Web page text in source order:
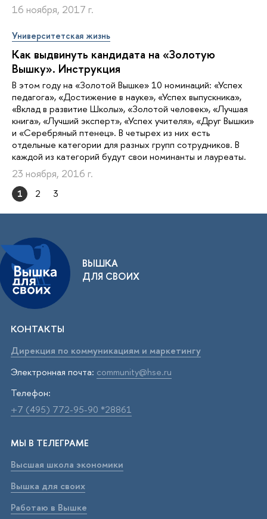
16 ноября, 2017 г.
Университетская жизнь
Как выдвинуть кандидата на «Золотую
Вышку». Инструкция
В этом году на «Золотой Вышке» 10 номинаций: «Успех
педагога», «Достижение в науке», «Успех выпускника»,
«Вклад в развитие Школы», «Золотой человек», «Лучшая
книга», «Лучший эксперт», «Успех учителя», «Друг Вышки»
и «Серебряный птенец». В четырех из них есть
отдельные категории для разных групп сотрудников. В
каждой из категорий будут свои номинанты и лауреаты.
23 ноября, 2016 г.
1 2 3
ВЫШКА
ДЛЯ СВОИХ
КОНТАКТЫ
Дирекция по коммуникациям и маркетингу
Электронная почта: community@hse.ru
Телефон:
+7 (495) 772-95-90 *28861
МЫ В ТЕЛЕГРАМЕ
Высшая школа экономики
Вышка для своих
Работаю в Вышке